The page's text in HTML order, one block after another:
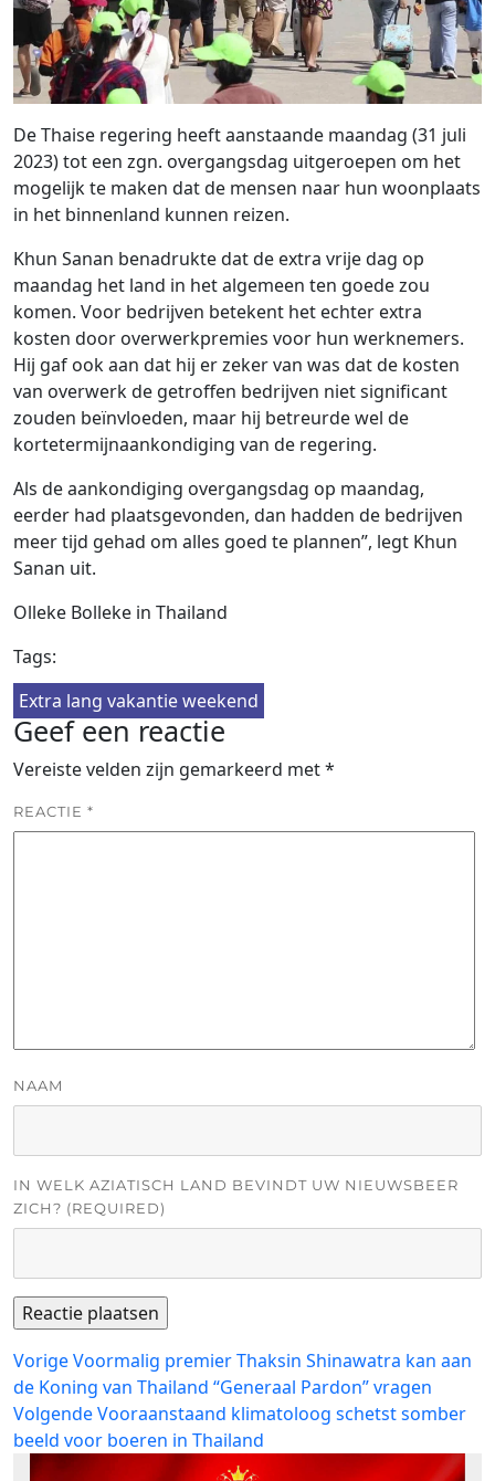
De Thaise regering heeft aanstaande maandag (31 juli
2023) tot een zgn. overgangsdag uitgeroepen om het
mogelijk te maken dat de mensen naar hun woonplaats
in het binnenland kunnen reizen.
Khun Sanan benadrukte dat de extra vrije dag op
maandag het land in het algemeen ten goede zou
komen. Voor bedrijven betekent het echter extra
kosten door overwerkpremies voor hun werknemers.
Hij gaf ook aan dat hij er zeker van was dat de kosten
van overwerk de getroffen bedrijven niet significant
zouden beïnvloeden, maar hij betreurde wel de
kortetermijnaankondiging van de regering.
Als de aankondiging overgangsdag op maandag,
eerder had plaatsgevonden, dan hadden de bedrijven
meer tijd gehad om alles goed te plannen”, legt Khun
Sanan uit.
Olleke Bolleke in Thailand
Tags:
Extra lang vakantie weekend
Geef een reactie
Vereiste velden zijn gemarkeerd met*
REACTIE *
NAAM
IN WELK AZIATISCH LAND BEVINDT UW NIEUWSBEER
ZICH? (REQUIRED)
Bericht
navigatie
VorigeVorig
bericht:
Voormalig premier Thaksin Shinawatra kan aan
de Koning van Thailand “Generaal Pardon” vragen
VolgendeVolgend
bericht:
Vooraanstaand klimatoloog schetst somber
beeld voor boeren in Thailand